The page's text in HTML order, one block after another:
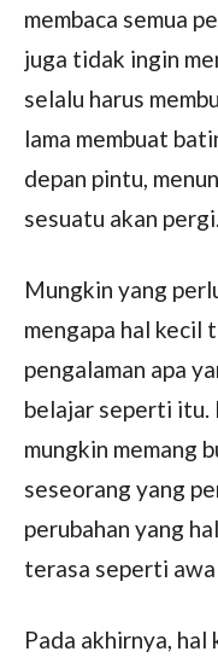
membaca semua
juga tidak ingin
selalu harus
lama membuat
depan pintu,
sesuatu akan pergi.
Mungkin yang
mengapa hal kecil
pengalaman apa
belajar seperti itu.
mungkin memang
seseorang yang
perubahan yang
terasa seperti
Pada akhirnya, hal